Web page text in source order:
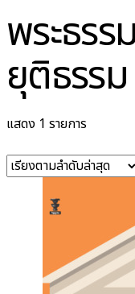
พระธร
ยุติธรรม
แสดง 1 รายการ